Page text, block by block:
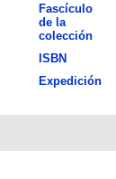
Fascículo
de la
colección
ISBN
Expedición